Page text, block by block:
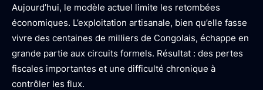
Aujourd’hui, le modèle actuel limite les retombées
économiques. L’exploitation artisanale, bien qu’elle fasse
vivre des centaines de milliers de Congolais, échappe en
grande partie aux circuits formels. Résultat : des pertes
fiscales importantes et une difficulté chronique à
contrôler les flux.